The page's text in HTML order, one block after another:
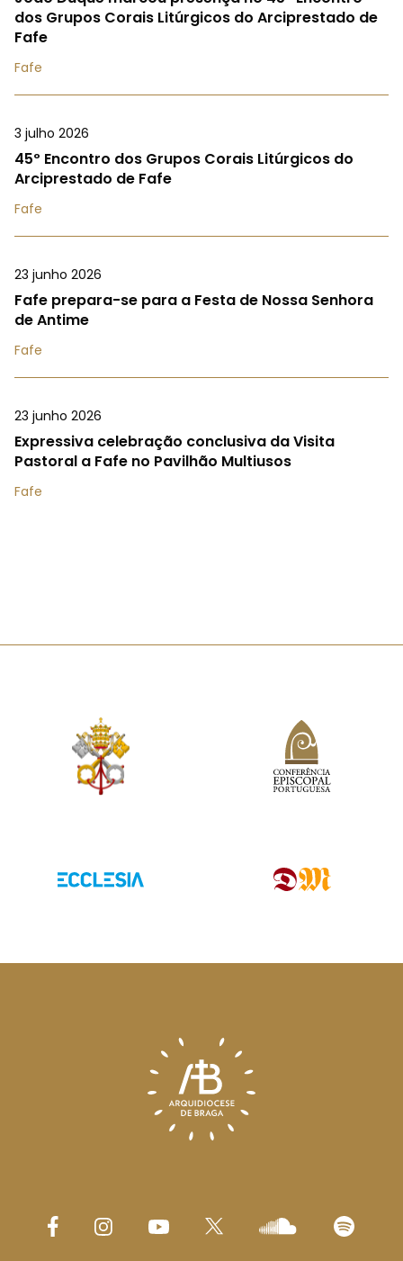
dos Grupos Corais Litúrgicos do Arciprestado de
Fafe
Fafe
3 julho 2026
45º Encontro dos Grupos Corais Litúrgicos do
Arciprestado de Fafe
Fafe
23 junho 2026
Fafe prepara-se para a Festa de Nossa Senhora
de Antime
Fafe
23 junho 2026
Expressiva celebração conclusiva da Visita
Pastoral a Fafe no Pavilhão Multiusos
Fafe